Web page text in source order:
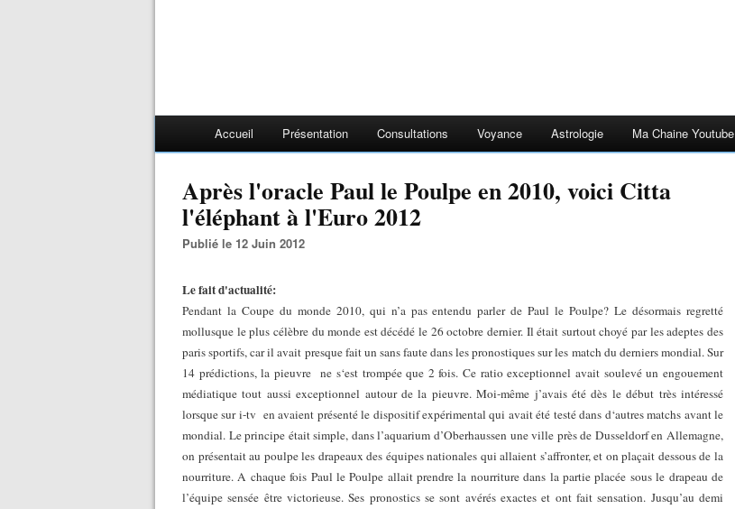
Accueil Présentation Consultations Voyance Astrologie Ma Chaine Youtube
Après l'oracle Paul le Poulpe en 2010, voici Citta
l'éléphant à l'Euro 2012
Publié le 12 Juin 2012
Le fait d'actualité:
Pendant la Coupe du monde 2010, qui n’a pas entendu parler de Paul le Poulpe? Le désormais regretté
mollusque le plus célèbre du monde est décédé le 26 octobre dernier. Il était surtout choyé par les adeptes des
paris sportifs, car il avait presque fait un sans faute dans les pronostiques sur les match du derniers mondial. Sur
14 prédictions, la pieuvre ne s‘est trompée que 2 fois. Ce ratio exceptionnel avait soulevé un engouement
médiatique tout aussi exceptionnel autour de la pieuvre. Moi-même j’avais été dès le début très intéressé
lorsque sur i-tv en avaient présenté le dispositif expérimental qui avait été testé dans d‘autres matchs avant le
mondial. Le principe était simple, dans l’aquarium d’Oberhaussen une ville près de Dusseldorf en Allemagne,
on présentait au poulpe les drapeaux des équipes nationales qui allaient s’affronter, et on plaçait dessous de la
nourriture. A chaque fois Paul le Poulpe allait prendre la nourriture dans la partie placée sous le drapeau de
l’équipe sensée être victorieuse. Ses pronostics se sont avérés exactes et ont fait sensation. Jusqu’au demi